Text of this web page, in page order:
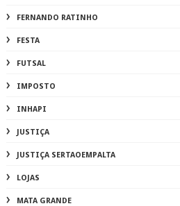
FERNANDO RATINHO
FESTA
FUTSAL
IMPOSTO
INHAPI
JUSTIÇA
JUSTIÇA SERTAOEMPALTA
LOJAS
MATA GRANDE